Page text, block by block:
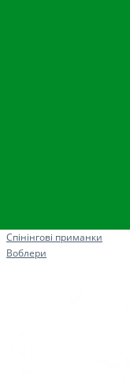
Спінінгові приманки
Воблери